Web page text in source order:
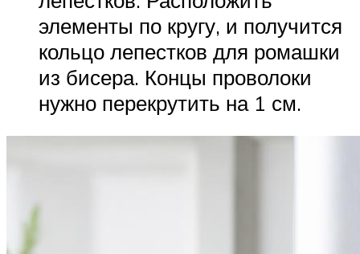
элементы по кругу, и получится
кольцо лепестков для ромашки
из бисера. Концы проволоки
нужно перекрутить на 1 см.